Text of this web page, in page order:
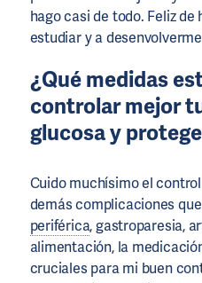
hago casi de todo. Feliz de
estudiar y a
¿Qué medidas
controlar mejor
glucosa y
Cuido muchísimo el
demás complicaciones
periférica, gastroparesia,
alimentación, la
cruciales para mi buen